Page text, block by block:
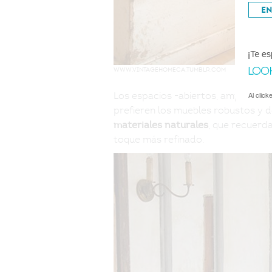
Al
Los espacios -abiertos, amplios y
prefieren los muebles robustos y
materiales naturales , que
toque más refinado.